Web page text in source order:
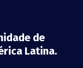
de
Latina.